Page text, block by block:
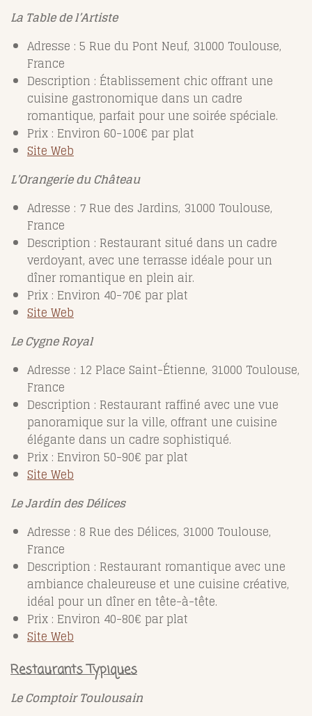
La Table de l’Artiste
Adresse : 5 Rue du Pont Neuf, 31000 Toulouse,
France
Description : Établissement chic offrant une
cuisine gastronomique dans un cadre
romantique, parfait pour une soirée spéciale.
Prix : Environ 60-100€ par plat
Site Web
L’Orangerie du Château
Adresse : 7 Rue des Jardins, 31000 Toulouse,
France
Description : Restaurant situé dans un cadre
verdoyant, avec une terrasse idéale pour un
dîner romantique en plein air.
Prix : Environ 40-70€ par plat
Site Web
Le Cygne Royal
Adresse : 12 Place Saint-Étienne, 31000 Toulouse,
France
Description : Restaurant raffiné avec une vue
panoramique sur la ville, offrant une cuisine
élégante dans un cadre sophistiqué.
Prix : Environ 50-90€ par plat
Site Web
Le Jardin des Délices
Adresse : 8 Rue des Délices, 31000 Toulouse,
France
Description : Restaurant romantique avec une
ambiance chaleureuse et une cuisine créative,
idéal pour un dîner en tête-à-tête.
Prix : Environ 40-80€ par plat
Site Web
Restaurants Typiques
Le Comptoir Toulousain